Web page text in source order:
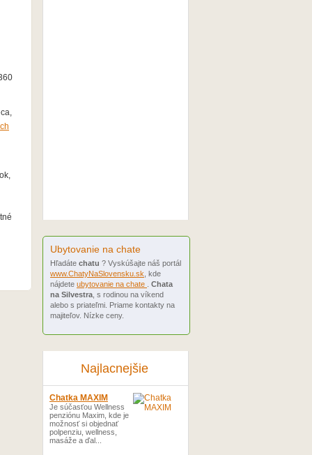
Ubytovanie na chate
Hľadáte chatu ? Vyskúšajte náš portál
www.ChatyNaSlovensku.sk , kde
nájdete ubytovanie na chate
Chata
na Silvestra , s rodinou na víkend
alebo s priateľmi. Priame kontakty na
majiteľov. Nízke ceny.
Najlacnejšie
Chatka MAXIM
Je súčasťou Wellness
penziónu Maxim, kde je
možnosť si objednať
polpenziu, wellness,
masáže a ďal...